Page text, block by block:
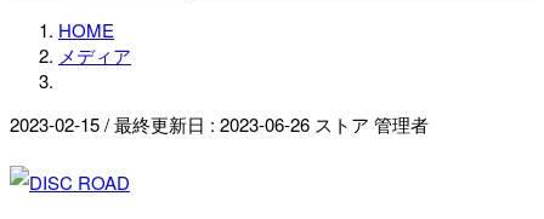
HOME
メディア
2023-02-15/ 最終更新日 : 2023-06-26 ストア 管理者